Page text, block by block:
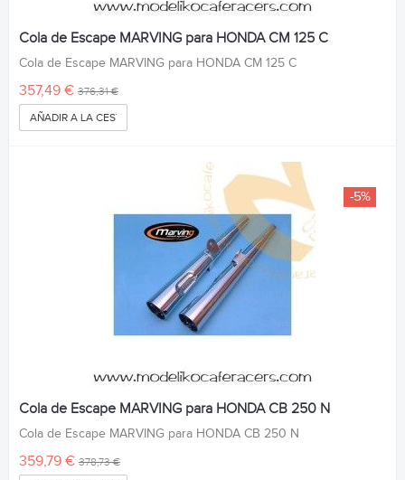
Cola de Escape MARVING para HONDA CM 125 C
Cola de Escape MARVING para HONDA CM 125 C
357,49 € 376,31 €
AÑADIR A LA CESTA
-5%
Cola de Escape MARVING para HONDA CB 250 N
Cola de Escape MARVING para HONDA CB 250 N
359,79 € 378,73 €